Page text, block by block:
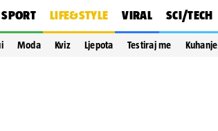
SPORT LIFE&STYLE VIRAL SCI/TECH
Moda Kviz Ljepota Testiraj me Kuhanje